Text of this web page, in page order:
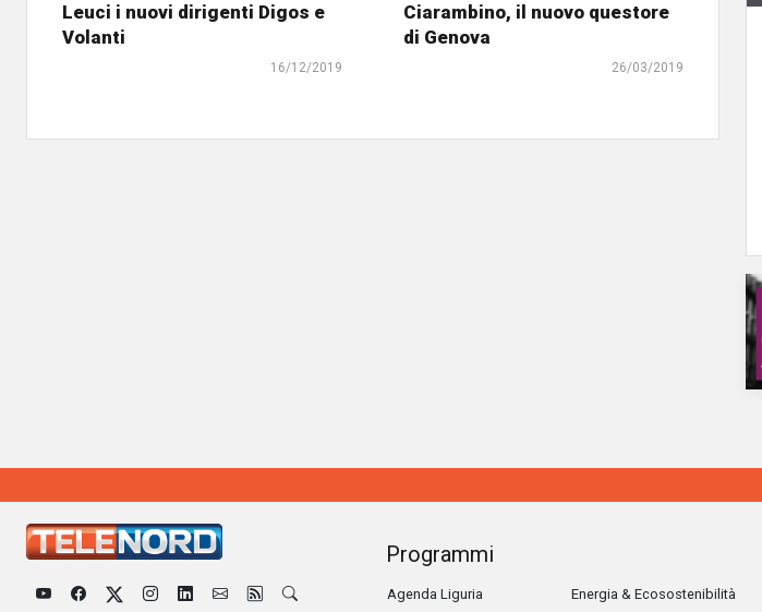
Leuci i nuovi dirigenti Digos e
Volanti
16/12/2019
Ciarambino, il nuovo questore
di Genova
26/03/2019
Programmi
Agenda Liguria
Energia & Ecosostenibilità